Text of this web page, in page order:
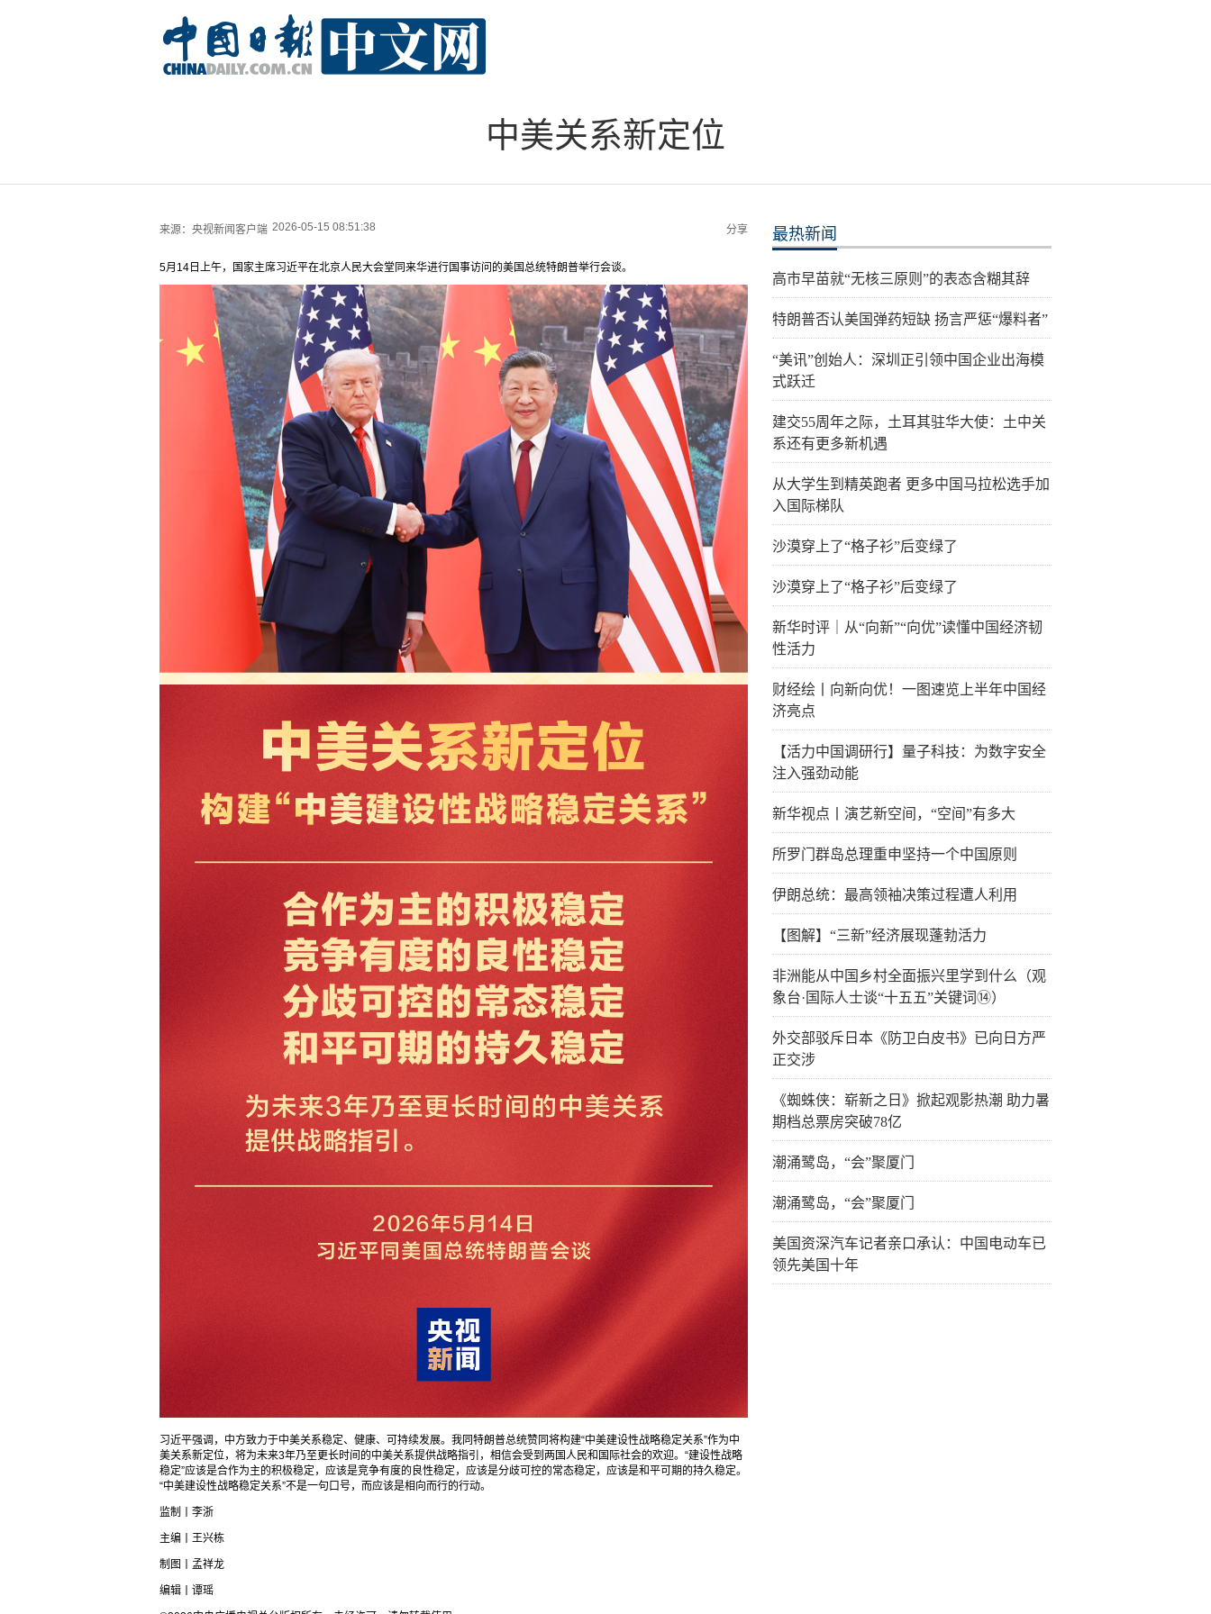
中美关系新定位
来源： 央视新闻客户端 2026-05-15 08:51:38 分享
5月14日上午，国家主席习近平在北京人民大会堂同来华进行国事访问的美国总统特朗普举行会谈。
习近平强调，中方致力于中美关系稳定、健康、可持续发展。我同特朗普总统赞同将构建“中美建设性战略稳定关系”作为中
美关系新定位，将为未来3年乃至更长时间的中美关系提供战略指引，相信会受到两国人民和国际社会的欢迎。“建设性战略
稳定”应该是合作为主的积极稳定，应该是竞争有度的良性稳定，应该是分歧可控的常态稳定，应该是和平可期的持久稳定。
“中美建设性战略稳定关系”不是一句口号，而应该是相向而行的行动。
监制丨李浙
主编丨王兴栋
制图丨孟祥龙
编辑丨谭瑶
最热新闻
高市早苗就“无核三原则”的表态含糊其辞
特朗普否认美国弹药短缺 扬言严惩“爆料者”
“美讯”创始人：深圳正引领中国企业出海模
式跃迁
建交55周年之际，土耳其驻华大使：土中关
系还有更多新机遇
从大学生到精英跑者 更多中国马拉松选手加
入国际梯队
沙漠穿上了“格子衫”后变绿了
沙漠穿上了“格子衫”后变绿了
新华时评｜从“向新”“向优”读懂中国经济韧
性活力
财经绘丨向新向优！一图速览上半年中国经
济亮点
【活力中国调研行】量子科技：为数字安全
注入强劲动能
新华视点丨演艺新空间，“空间”有多大
所罗门群岛总理重申坚持一个中国原则
伊朗总统：最高领袖决策过程遭人利用
【图解】“三新”经济展现蓬勃活力
非洲能从中国乡村全面振兴里学到什么（观
象台·国际人士谈“十五五”关键词⑭）
外交部驳斥日本《防卫白皮书》已向日方严
正交涉
《蜘蛛侠：崭新之日》掀起观影热潮 助力暑
期档总票房突破78亿
潮涌鹭岛，“会”聚厦门
潮涌鹭岛，“会”聚厦门
美国资深汽车记者亲口承认：中国电动车已
领先美国十年